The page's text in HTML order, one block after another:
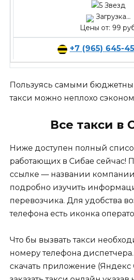
Загрузка...
Цены от: 99
+7 (965) 645-
Пользуясь самыми
такси можно неплохо
Все такси в
Ниже доступен полный
работающих в Сибае сейчас!
ссылке — названии
подробно изучить
перевозчика. Для удобства
телефона есть иконка
Что бы вызвать такси
номеру телефона
скачать приложение (Яндекс